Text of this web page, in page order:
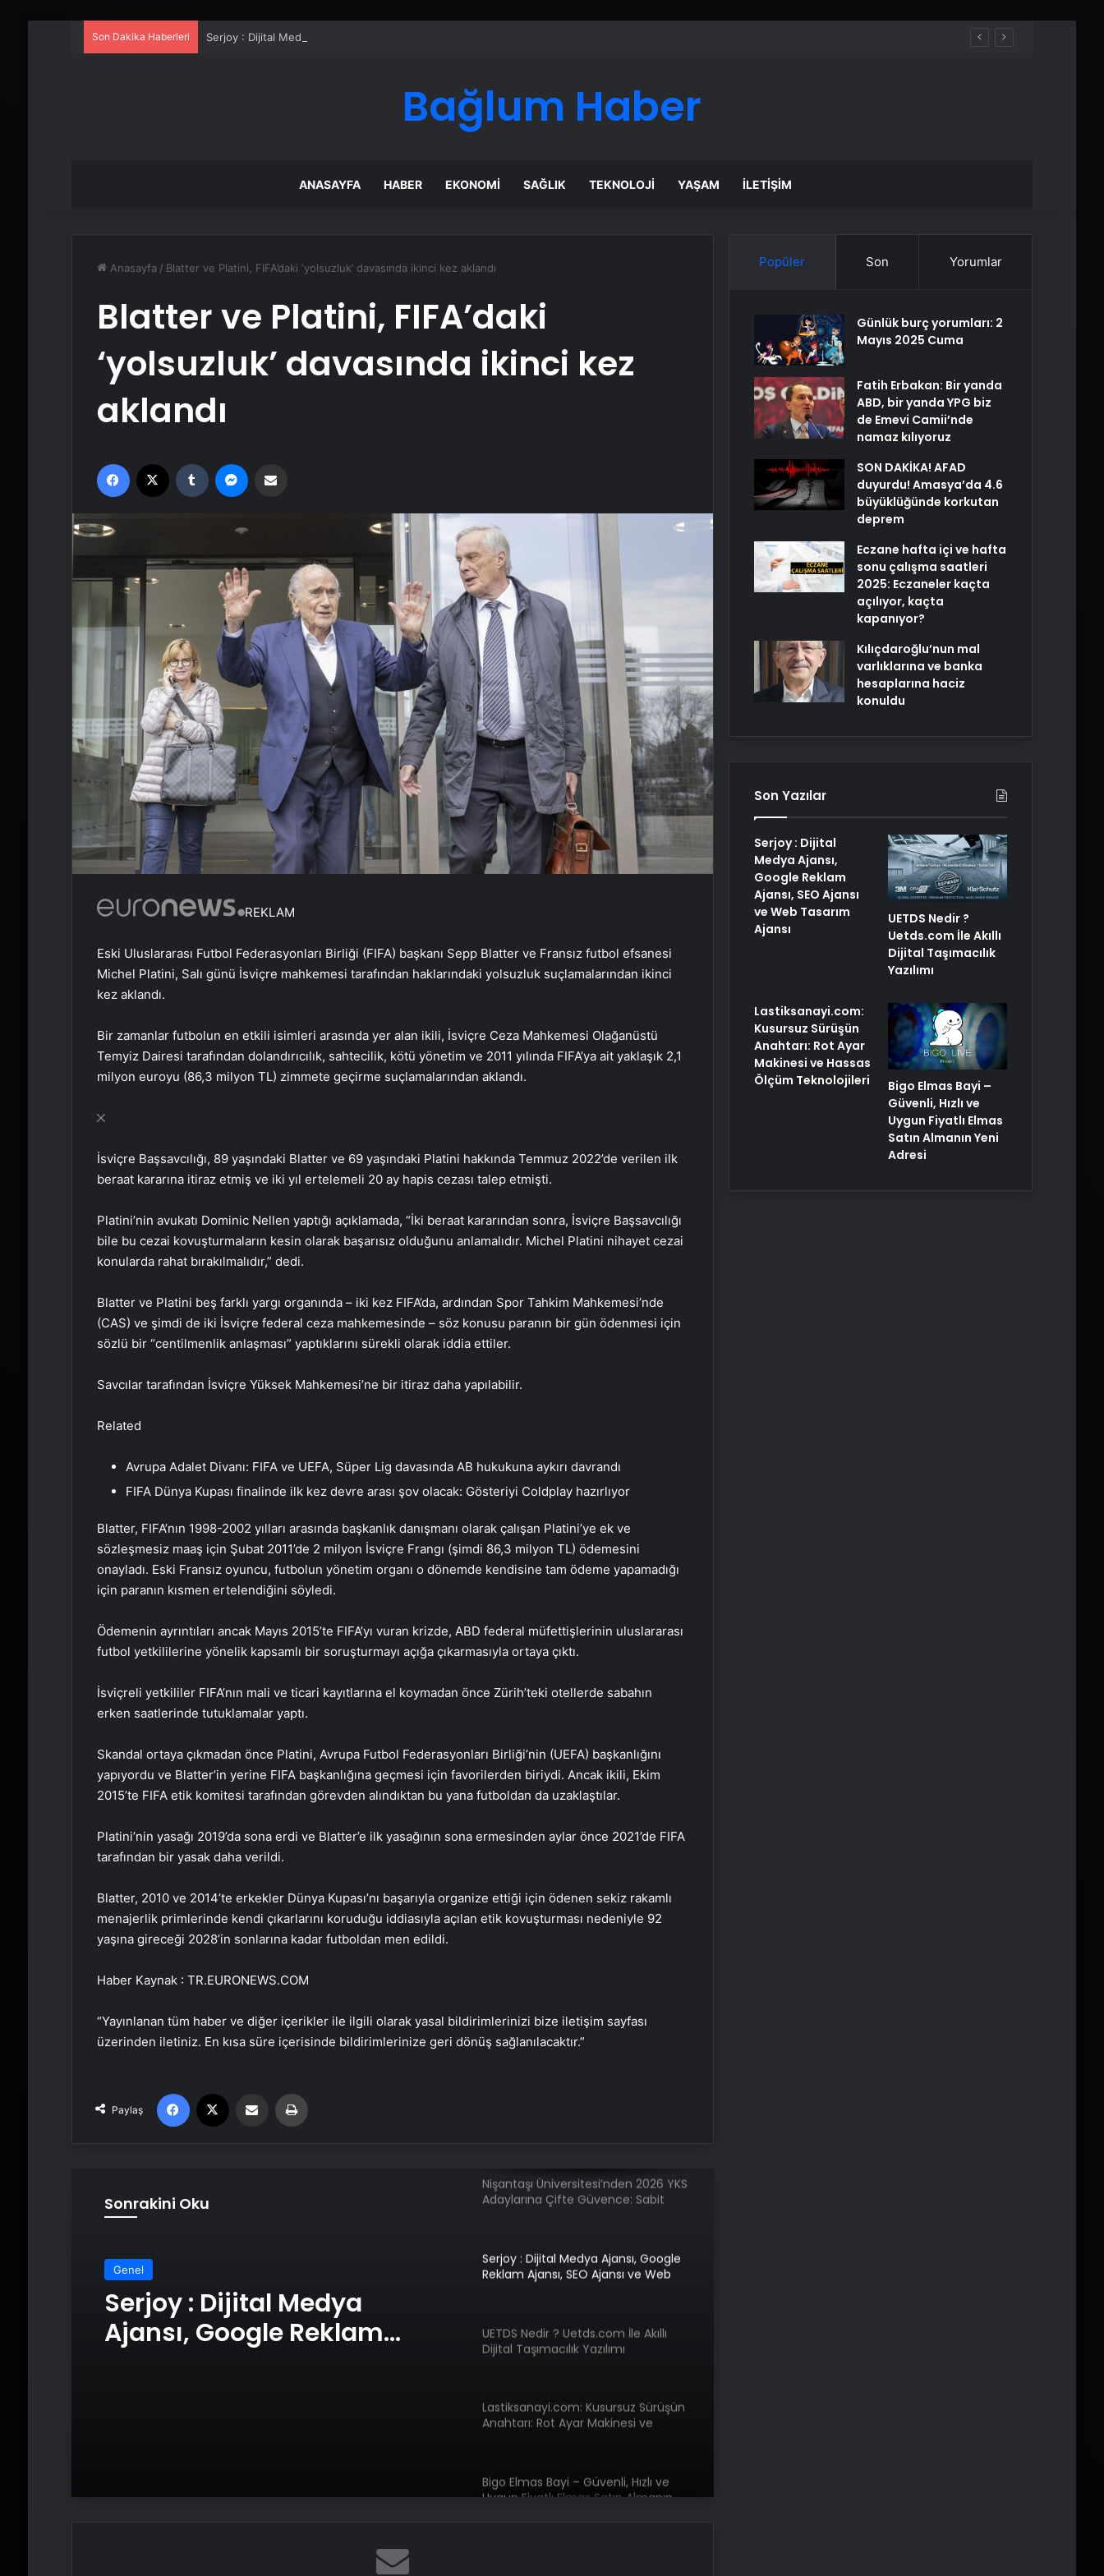
Son Dakika Haberleri Serjoy : Dijital Medya Ajansı, Google Reklam Ajansı, SEO Ajansı ve Web Tasarım Ajansı
Bağlum Haber
ANASAYFA HABER EKONOMI SAĞLIK TEKNOLOJI YAŞAM İLETIŞIM
Anasayfa / Blatter ve Platini, FIFA’daki ‘yolsuzluk’ davasında ikinci kez aklandı
Blatter ve Platini, FIFA’daki
‘yolsuzluk’ davasında ikinci kez
aklandı
Facebook Tumblr
REKLAM
Eski Uluslararası Futbol Federasyonları Birliği (FIFA) başkanı Sepp Blatter ve Fransız futbol efsanesi
Michel Platini, Salı günü İsviçre mahkemesi tarafından haklarındaki yolsuzluk suçlamalarından ikinci
kez aklandı.
Bir zamanlar futbolun en etkili isimleri arasında yer alan ikili, İsviçre Ceza Mahkemesi Olağanüstü
Temyiz Dairesi tarafından dolandırıcılık, sahtecilik, kötü yönetim ve 2011 yılında FIFA’ya ait yaklaşık 2,1
milyon euroyu (86,3 milyon TL) zimmete geçirme suçlamalarından aklandı.
İsviçre Başsavcılığı, 89 yaşındaki Blatter ve 69 yaşındaki Platini hakkında Temmuz 2022’de verilen ilk
beraat kararına itiraz etmiş ve iki yıl ertelemeli 20 ay hapis cezası talep etmişti.
Platini’nin avukatı Dominic Nellen yaptığı açıklamada, “İki beraat kararından sonra, İsviçre Başsavcılığı
bile bu cezai kovuşturmaların kesin olarak başarısız olduğunu anlamalıdır. Michel Platini nihayet cezai
konularda rahat bırakılmalıdır,” dedi.
Blatter ve Platini beş farklı yargı organında – iki kez FIFA’da, ardından Spor Tahkim Mahkemesi’nde
(CAS) ve şimdi de iki İsviçre federal ceza mahkemesinde – söz konusu paranın bir gün ödenmesi için
sözlü bir “centilmenlik anlaşması” yaptıklarını sürekli olarak iddia ettiler.
Savcılar tarafından İsviçre Yüksek Mahkemesi’ne bir itiraz daha yapılabilir.
Related
Avrupa Adalet Divanı: FIFA ve UEFA, Süper Lig davasında AB hukukuna aykırı davrandı
FIFA Dünya Kupası finalinde ilk kez devre arası şov olacak: Gösteriyi Coldplay hazırlıyor
Blatter, FIFA’nın 1998-2002 yılları arasında başkanlık danışmanı olarak çalışan Platini’ye ek ve
sözleşmesiz maaş için Şubat 2011’de 2 milyon İsviçre Frangı (şimdi 86,3 milyon TL) ödemesini
onayladı. Eski Fransız oyuncu, futbolun yönetim organı o dönemde kendisine tam ödeme yapamadığı
için paranın kısmen ertelendiğini söyledi.
Ödemenin ayrıntıları ancak Mayıs 2015’te FIFA’yı vuran krizde, ABD federal müfettişlerinin uluslararası
futbol yetkililerine yönelik kapsamlı bir soruşturmayı açığa çıkarmasıyla ortaya çıktı.
İsviçreli yetkililer FIFA’nın mali ve ticari kayıtlarına el koymadan önce Zürih’teki otellerde sabahın
erken saatlerinde tutuklamalar yaptı.
Skandal ortaya çıkmadan önce Platini, Avrupa Futbol Federasyonları Birliği’nin (UEFA) başkanlığını
yapıyordu ve Blatter’in yerine FIFA başkanlığına geçmesi için favorilerden biriydi. Ancak ikili, Ekim
2015’te FIFA etik komitesi tarafından görevden alındıktan bu yana futboldan da uzaklaştılar.
Platini’nin yasağı 2019’da sona erdi ve Blatter’e ilk yasağının sona ermesinden aylar önce 2021’de FIFA
tarafından bir yasak daha verildi.
Blatter, 2010 ve 2014’te erkekler Dünya Kupası’nı başarıyla organize ettiği için ödenen sekiz rakamlı
menajerlik primlerinde kendi çıkarlarını koruduğu iddiasıyla açılan etik kovuşturması nedeniyle 92
yaşına gireceği 2028’in sonlarına kadar futboldan men edildi.
Haber Kaynak : TR.EURONEWS.COM
“Yayınlanan tüm haber ve diğer içerikler ile ilgili olarak yasal bildirimlerinizi bize iletişim sayfası
üzerinden iletiniz. En kısa süre içerisinde bildirimlerinize geri dönüş sağlanılacaktır.”
Paylaş
Facebook Email'den paylaş
Sonrakini Oku
Genel
Tasarım Ajansı
Genel
UETDS Nedir ? Uetds.com İle
Akıllı Dijital Taşımacılık
Datahost İle Güvenilir Sunucu
Hizmetleri
Evlilik Okulu Programı Tamamlandı
anlamlı brunch
Engelsiz Filmler Festivali’nin odağı 21.
yüzyıl
Serjoy : Dijital Medya Ajansı, Google
Reklam Ajansı, SEO Ajansı ve Web
UETDS Nedir ? Uetds.com İle Akıllı
Dijital Taşımacılık Yazılımı
Lastiksanayi.com: Kusursuz Sürüşün
Anahtarı: Rot Ayar Makinesi ve
Bigo Elmas Bayi – Güvenli, Hızlı ve
Uygun Fiyatlı Elmas Satın Almanın
Datahost İle Güvenilir Sunucu
Hizmetleri
Popüler Son Yorumlar
Günlük burç yorumları: 2
Mayıs 2025 Cuma
Fatih Erbakan: Bir yanda
ABD, bir yanda YPG biz
de Emevi Camii’nde
namaz kılıyoruz
SON DAKİKA! AFAD
duyurdu! Amasya’da 4.6
büyüklüğünde korkutan
deprem
Eczane hafta içi ve hafta
sonu çalışma saatleri
2025: Eczaneler kaçta
açılıyor, kaçta
kapanıyor?
Kılıçdaroğlu’nun mal
varlıklarına ve banka
hesaplarına haciz
konuldu
Son Yazılar
Serjoy : Dijital
Medya Ajansı,
Google Reklam
Ajansı, SEO Ajansı
ve Web Tasarım
Ajansı
UETDS Nedir ?
Uetds.com İle Akıllı
Dijital Taşımacılık
Yazılımı
Lastiksanayi.com:
Kusursuz Sürüşün
Anahtarı: Rot Ayar
Makinesi ve Hassas
Ölçüm Teknolojileri
Bigo Elmas Bayi –
Güvenli, Hızlı ve
Uygun Fiyatlı Elmas
Satın Almanın Yeni
Adresi